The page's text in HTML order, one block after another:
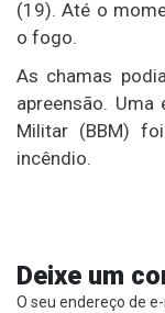
(19). Até o
o fogo.
As chamas
apreensão. Uma
Militar (BBM)
incêndio.
Deixe um
O seu endereço de